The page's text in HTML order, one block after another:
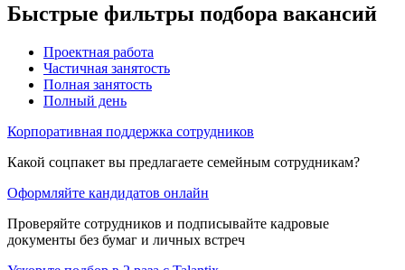
Быстрые фильтры подбора вакансий
Проектная работа
Частичная занятость
Полная занятость
Полный день
Корпоративная поддержка сотрудников
Какой соцпакет вы предлагаете семейным сотрудникам?
Оформляйте кандидатов онлайн
Проверяйте сотрудников и подписывайте кадровые
документы без бумаг и личных встреч